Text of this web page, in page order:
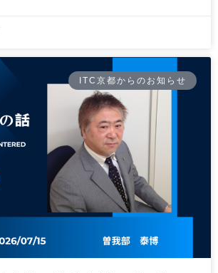
ITC京都からのお知らせ